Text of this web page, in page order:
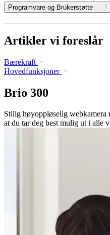
Programvare og Brukerstøtte
Artikler vi foreslår
Bærekraft
Hovedfunksjoner
Brio 300
Stilig høyoppløselig webkamera
at du tar deg best mulig ut i alle